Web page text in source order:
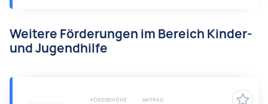
Weitere Förderungen im Bereich Kinder-
und Jugendhilfe
FÖRDERHÖHE ANTRAG